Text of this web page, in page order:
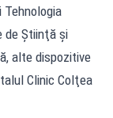
de Ştiinţă şi
alte dispozitive
Clinic Colţea